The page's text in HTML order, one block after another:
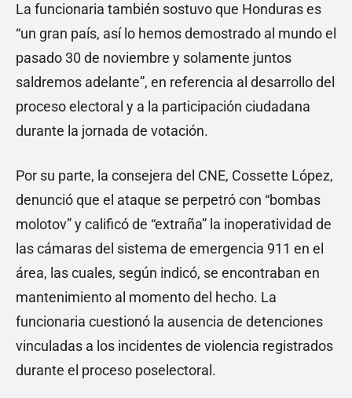
La funcionaria también sostuvo que Honduras es
“un gran país, así lo hemos demostrado al mundo el
pasado 30 de noviembre y solamente juntos
saldremos adelante”, en referencia al desarrollo del
proceso electoral y a la participación ciudadana
durante la jornada de votación.
Por su parte, la consejera del CNE, Cossette López,
denunció que el ataque se perpetró con “bombas
molotov” y calificó de “extraña” la inoperatividad de
las cámaras del sistema de emergencia 911 en el
área, las cuales, según indicó, se encontraban en
mantenimiento al momento del hecho. La
funcionaria cuestionó la ausencia de detenciones
vinculadas a los incidentes de violencia registrados
durante el proceso poselectoral.